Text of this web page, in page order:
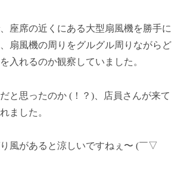
座席の近くにある大型扇風機を勝手に
扇風機の周りをグルグル周りながらど
入れるのか観察していました。
と思ったのか (！？)、店員さんが来て
ました。
風があると涼しいですねぇ〜 (￣▽